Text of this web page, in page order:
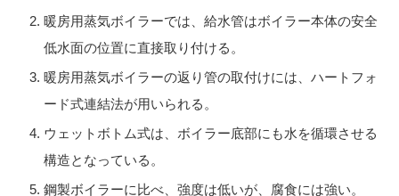
暖房用蒸気ボイラーでは、給水管はボイラー本体の安全
低水面の位置に直接取り付ける。
暖房用蒸気ボイラーの返り管の取付けには、ハートフォ
ード式連結法が用いられる。
ウェットボトム式は、ボイラー底部にも水を循環させる
構造となっている。
鋼製ボイラーに比べ、強度は低いが、腐食には強い。